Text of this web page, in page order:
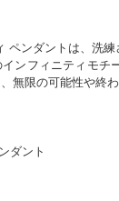
ペンダントは、洗
ンフィニティモチ
無限の可能性や終
ダント